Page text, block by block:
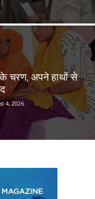
के चरण, अपने हाथों से
4, 2026